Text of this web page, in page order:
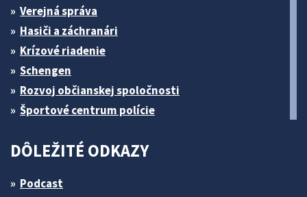
Verejná správa
Hasiči a záchranári
Krízové riadenie
Schengen
Rozvoj občianskej spoločnosti
Športové centrum polície
DÔLEŽITÉ ODKAZY
Podcast